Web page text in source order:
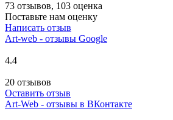
73 отзывов, 103 оценка
Поставьте нам оценку
Написать отзыв
Art-web - отзывы Google
4.4
20 отзывов
Оставить отзыв
Art-Web - отзывы в ВКонтакте